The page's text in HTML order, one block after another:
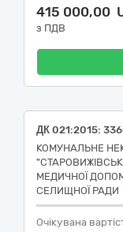
415 000,00
з ПДВ
КОМУНАЛЬНЕ
МЕДИЧНОЇ
СЕЛИЩНОЇ РАДИ
Очікувана